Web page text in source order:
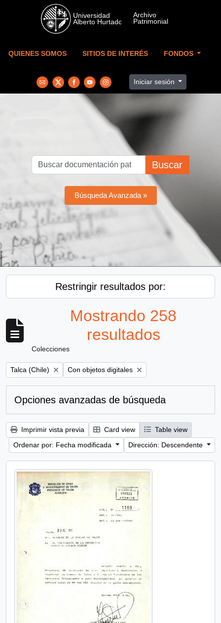
Skip to main content
QUIENES SOMOS SITIOS DE INTERÉS FONDOS
Iniciar sesión
Buscar
Búsqueda Avanzada »
Restringir resultados por:
Mostrando 258
resultados
Colecciones
Remove filter:
Talca (Chile) Remove filter:
Con objetos digitales
Opciones avanzadas de búsqueda
Imprimir vista previa Card view
Table view
Ordenar por: Fecha modificada
Dirección: Descendente